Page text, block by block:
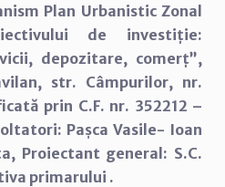
Plan Urbanistic Zonal
de investiție:
depozitare, comerț”,
str. Câmpurilor, nr.
prin C.F. nr. 352212 –
Pașca Vasile- Ioan
Proiectant general: S.C.
primarului .